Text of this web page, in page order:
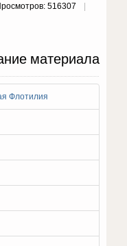
516307
материала
Флотилия